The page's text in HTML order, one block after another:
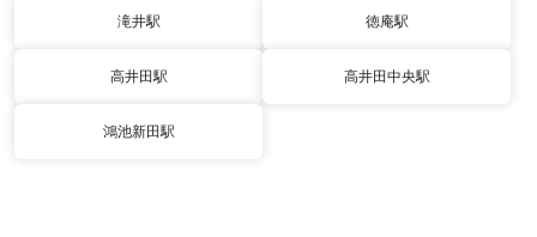
滝井駅 徳庵駅
高井田駅 高井田中央駅
鴻池新田駅